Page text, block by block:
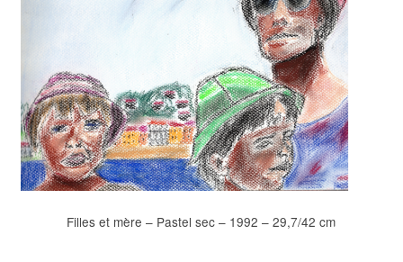
Filles et mère – Pastel sec – 1992 – 29,7/42 cm